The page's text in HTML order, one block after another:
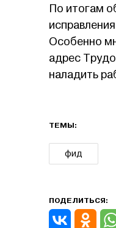
По итогам
Особенно
адрес
наладить
ТЕМЫ:
фид
ПОДЕЛИТЬСЯ: